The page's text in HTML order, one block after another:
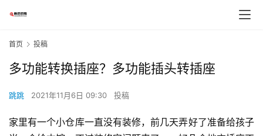
首页 投稿
多功能转换插座？多功能插头转插座
跳跳 2021年11月6日 09:30 投稿
家里有一个小仓库一直没有装修，前几天弄好了准备给孩子